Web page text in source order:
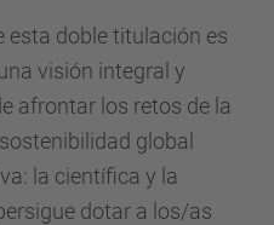
esta doble titulación es
visión integral y
afrontar los retos de la
global
la científica y la
dotar a los/as